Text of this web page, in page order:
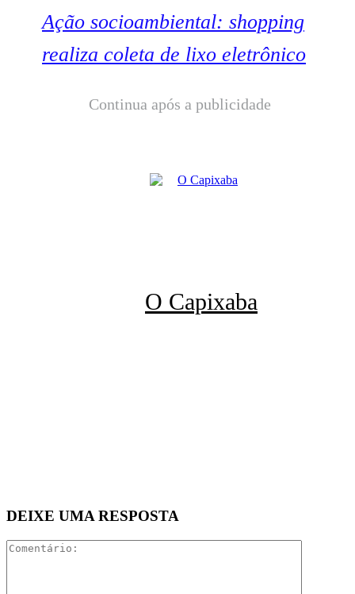
Ação socioambiental: shopping
realiza coleta de lixo eletrônico
Continua após a publicidade
O Capixaba
DEIXE UMA RESPOSTA